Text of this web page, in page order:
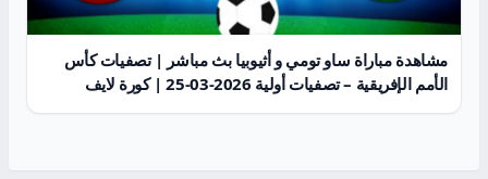
مشاهدة مباراة ساو تومي و أثيوبيا بث مباشر | تصفيات كأس
الأمم الإفريقية – تصفيات أولية 2026-03-25 | كورة لايف